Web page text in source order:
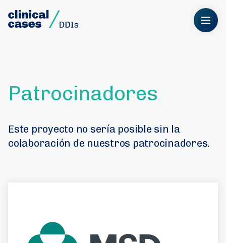
Patrocinadores
Este proyecto no sería posible sin la
colaboración de nuestros patrocinadores.